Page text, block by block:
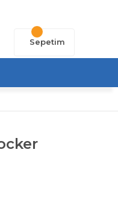
Sepetim